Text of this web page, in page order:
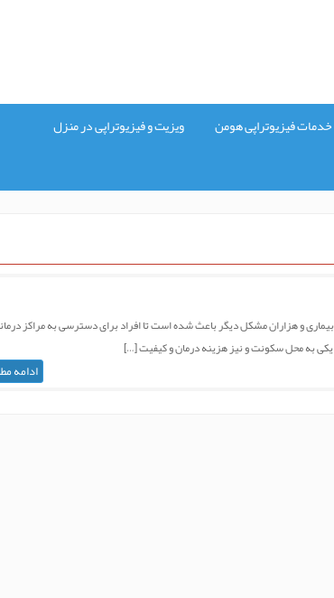
خدمات فیزیوتراپی هومن
ویزیت و فیزیوتراپی در منزل
بیماری و هزاران مشکل دیگر باعث شده است تا افراد برای دسترسی به مراکز
به محل سکونت و نیز هزینه درمان و کیفیت […]
ادامه